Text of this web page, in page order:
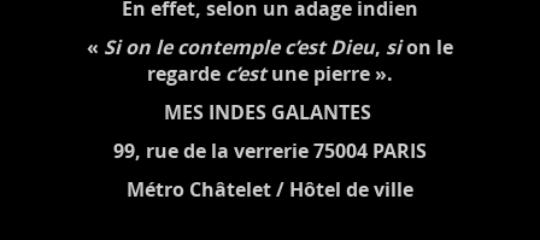
En effet, selon un adage indien
« Si on le contemple c’est Dieu, sion le
regarde c’estune pierre ».
MES INDES GALANTES
99, rue de la verrerie 75004 PARIS
Métro Châtelet / Hôtel de ville